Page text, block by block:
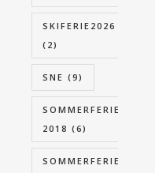
SKIFERIE2026
(2)
SNE (9)
SOMMERFERIE
2018 (6)
SOMMERFERIE